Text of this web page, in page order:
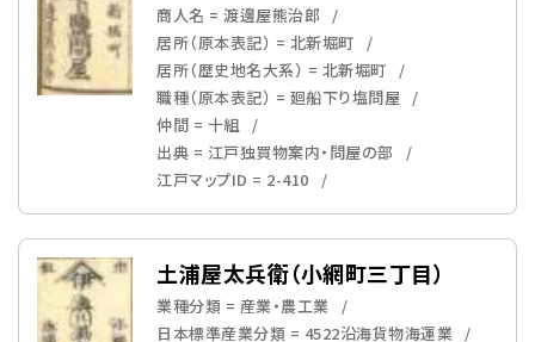
商人名 = 渡邊屋熊治郎
居所（原本表記） = 北新堀町
居所（歴史地名大系） = 北新堀町
職種（原本表記） = 廻船下り塩問屋
仲間 = 十組
出典 = 江戸独買物案内・問屋の部
江戸マップID = 2-410
土浦屋太兵衛（小網町三丁目）
業種分類 = 産業・農工業
日本標準産業分類 = 4522沿海貨物海運業